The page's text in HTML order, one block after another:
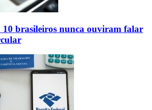
10 brasileiros nunca ouviram falar